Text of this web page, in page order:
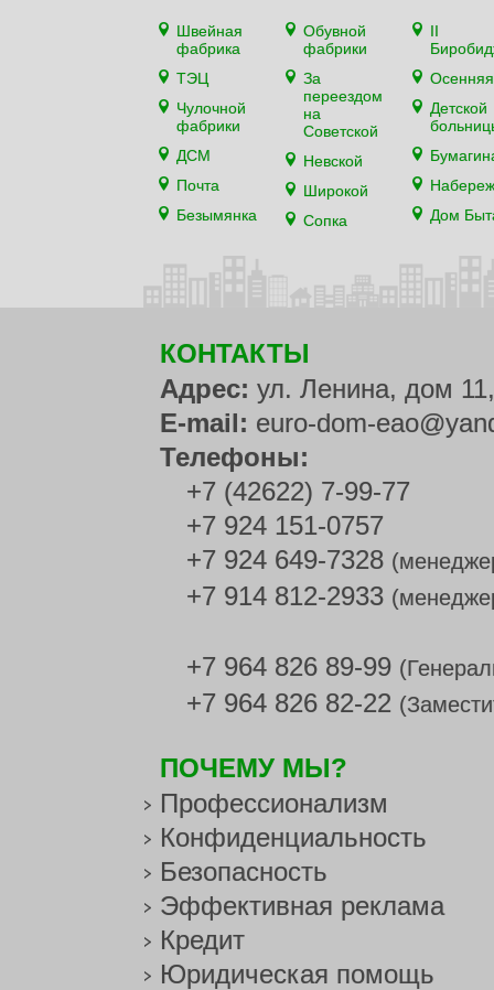
Швейная
фабрика
ТЭЦ
Чулочной
фабрики
ДСМ
Почта
Безымянка
Обувной
фабрики
За
переездом
на
Советской
Невской
Широкой
Сопка
II
Осенняя
Детской
Дом
КОНТАКТЫ
Адрес: ул. Ленина, дом
E-mail: euro-dom-
Телефоны:
+7 (42622) 7-99-77
+7 924 151-0757
+7 924 649-7328
+7 914 812-2933
+7 964 826 89-99
+7 964 826 82-22
ПОЧЕМУ МЫ?
Профессионализм
Конфиденциальность
Безопасность
Эффективная реклама
Кредит
Юридическая помощь